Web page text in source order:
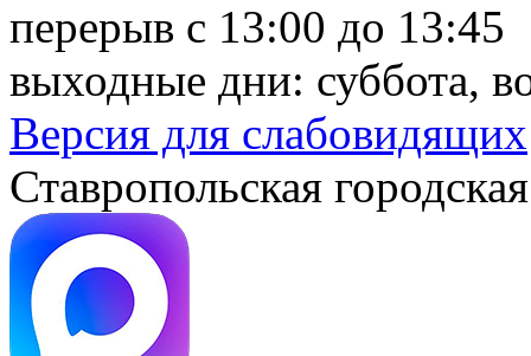
перерыв с 13:00 до 13:45
выходные дни: суббота,
Версия для слабовидящих
Ставропольская